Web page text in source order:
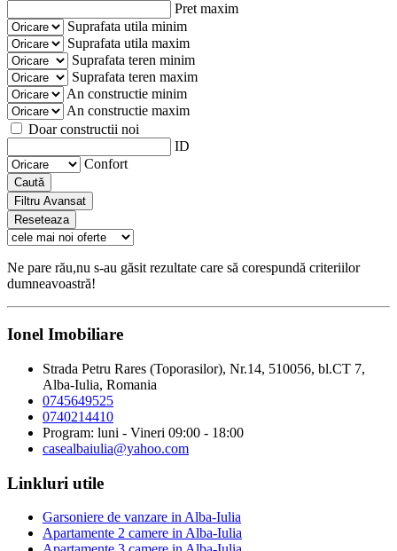
Pret maxim
Suprafata utila minim
Suprafata utila maxim
Suprafata teren minim
Suprafata teren maxim
An constructie minim
An constructie maxim
Doar constructii noi
ID
Confort
Caută
Filtru Avansat
Reseteaza
Ne pare rău,nu s-au găsit rezultate care să corespundă criteriilor
dumneavoastră!
Ionel Imobiliare
Strada Petru Rares (Toporasilor), Nr.14, 510056, bl.CT 7,
Alba-Iulia, Romania
0745649525
0740214410
Program: luni - Vineri 09:00 - 18:00
casealbaiulia@yahoo.com
Linkluri utile
Garsoniere de vanzare in Alba-Iulia
Apartamente 2 camere in Alba-Iulia